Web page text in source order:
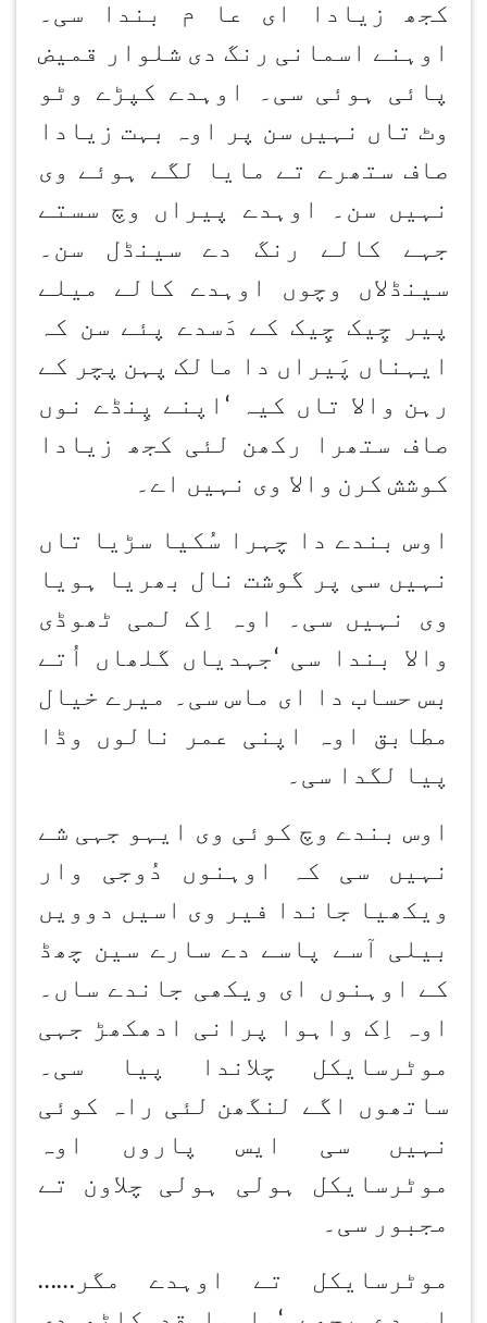
کجھ زیادا ای عا م بندا سی۔
اوہنے اسمانی رنگ دی شلوار قمیض
پائی ہوئی سی۔ اوہدے کپڑے وٹو
وٹ تاں نہیں سن پر اوہ بہت زیادا
صاف ستھرے تے مایا لگے ہوئے وی
نہیں سن۔ اوہدے پیراں وچ سستے
جہے کالے رنگ دے سینڈل سن۔
سینڈلاں وچوں اوہدے کالے میلے
پیر چِیک چِیک کے دَسدے پئے سن کہ
ایہناں پَیراں دا مالک پہن پچر کے
رہن والا تاں کیہ ‘ اپنے پِنڈے نوں
صاف ستھرا رکھن
لئی کجھ زیادا
کوشش کرن والا وی نہیں اے۔
اوس بندے دا چہرا سُکیا سڑیا تاں
نہیں سی پر گوشت نال بھریا ہویا
وی نہیں سی۔ اوہ اِک لمی ٹھوڈی
والا بندا سی ‘جہدیاں گلھاں اُتے
بس حساب دا ای ماس سی۔ میرے خیال
مطابق اوہ اپنی عمر نالوں وڈا
پیا لگدا سی۔
اوس بندے وچ کوئی وی ایہو جہی شے
نہیں سی کہ اوہنوں دُوجی وار
ویکھیا جاندا فیر وی اسیں دوویں
بیلی آسے پاسے دے سارے سین چھڈ
کے اوہنوں ای ویکھی جاندے ساں۔
اوہ اِک واہوا پرانی ادھکھڑ جہی
موٹرسایکل چلاندا پیا سی۔
ساتھوں اگے لنگھن لئی راہ کوئی
نہیں سی ایس پاروں اوہ
موٹرسایکل ہولی ہولی چلاون
تے
مجبور سی۔
موٹرسایکل تے اوہدے مگر ……